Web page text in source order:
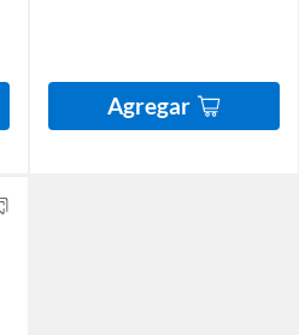
Agregar